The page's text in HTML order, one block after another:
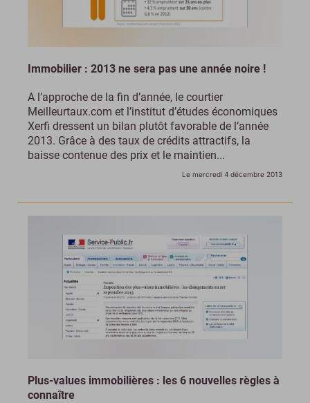
Immobilier : 2013 ne sera pas une année noire !
A l’approche de la fin d’année, le courtier
Meilleurtaux.com et l’institut d’études économiques
Xerfi dressent un bilan plutôt favorable de l’année
2013. Grâce à des taux de crédits attractifs, la
baisse contenue des prix et le maintien...
Le mercredi 4 décembre 2013
Plus-values immobilières : les 6 nouvelles règles à
connaître